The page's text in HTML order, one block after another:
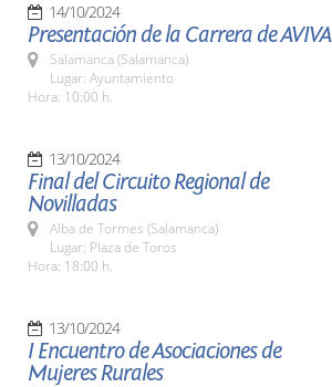
14/10/2024
Presentación de la Carrera de AVIVA
Salamanca (Salamanca)
Lugar: Ayuntamiento
Hora: 10:00 h.
13/10/2024
Final del Circuito Regional de
Novilladas
Alba de Tormes (Salamanca)
Lugar: Plaza de Toros
Hora: 18:00 h.
13/10/2024
I Encuentro de Asociaciones de
Mujeres Rurales